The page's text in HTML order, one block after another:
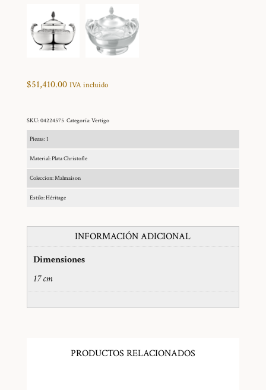
$51,410.00 IVA incluido
SKU:04224575 Categoría:Vertigo
Piezas: 1
Material: Plata Christofle
Coleccion: Malmaison
Estilo: Héritage
INFORMACIÓN ADICIONAL
Dimensiones
17 cm
PRODUCTOS RELACIONADOS